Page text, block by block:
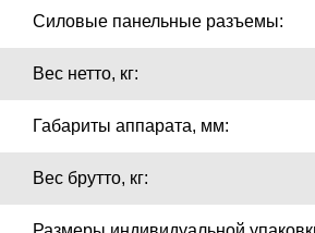
Силовые панельные разъемы:
Вес нетто, кг:
Габариты аппарата, мм:
Вес брутто, кг: